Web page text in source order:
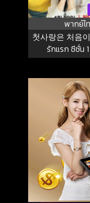
พากย์ไ
첫사랑은 처음
รักแรก ซีซั่น